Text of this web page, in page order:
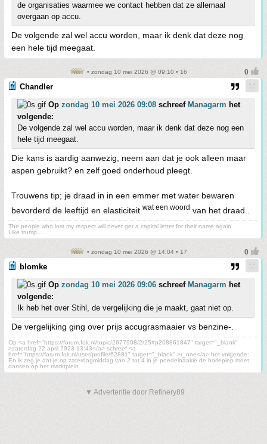
de organisaties waarmee we contact hebben dat ze allemaal
overgaan op accu.
De volgende zal wel accu worden, maar ik denk dat deze nog
een hele tijd meegaat.
• zondag 10 mei 2026 @ 09:10 • 16
Chandler
Op zondag 10 mei 2026 09:08 schreef Managarm het
volgende:
De volgende zal wel accu worden, maar ik denk dat deze nog een
hele tijd meegaat.
Die kans is aardig aanwezig, neem aan dat je ook alleen maar
aspen gebruikt? en zelf goed onderhoud pleegt.
Trouwens tip; je draad in in een emmer met water bewaren
bevorderd de leeftijd en elasticiteit wat een woord van het draad..
The people who lost my respect will never get a capital letter for their name again.
Like trump...
• zondag 10 mei 2026 @ 14:04 • 17
blomke
Op zondag 10 mei 2026 09:06 schreef Managarm het
volgende:
Ik heb het over Stihl, de vergelijking die je maakt, gaat niet op.
De vergelijking ging over prijs accugrasmaaier vs benzine-.
Op <a href="https://forum.fok.nl/topic/2677908/2/25#p208861847" target="_blank"
>zaterdag 22 april 2023 13:43</a> schreef <a
href="https://forum.fok.nl/user/profile/62881" target="_blank" >r_one</a> het volgende:
En ik zeg je dat je op zaterdagmiddag van 2 tot 4 in je poedelnaakie de horlepiep moet
dansen op het marktplein.
▼ Advertentie door Refinery89